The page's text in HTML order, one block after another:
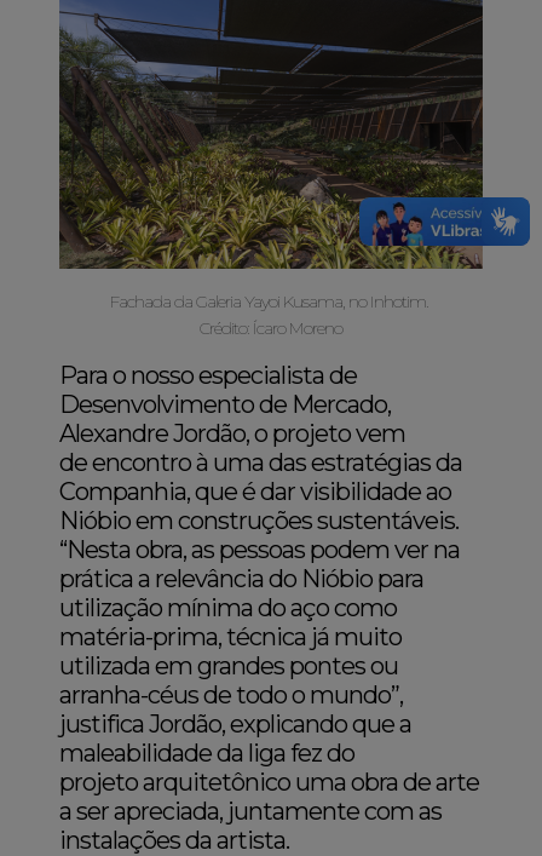
Fachada da Galeria Yayoi Kusama, no Inhotim.
Crédito: Ícaro Moreno
Para o nosso especialista de
Desenvolvimento de Mercado,
Alexandre Jordão, o projeto vem
de encontro à uma das estratégias da
Companhia, que é dar visibilidade ao
Nióbio em construções sustentáveis.
“Nesta obra, as pessoas podem ver na
prática a relevância do Nióbio para
utilização mínima do aço como
matéria-prima, técnica já muito
utilizada em grandes pontes ou
arranha-céus de todo o mundo”,
justifica Jordão, explicando que a
maleabilidade da liga fez do
projeto arquitetônico uma obra de arte
a ser apreciada, juntamente com as
instalações da artista.